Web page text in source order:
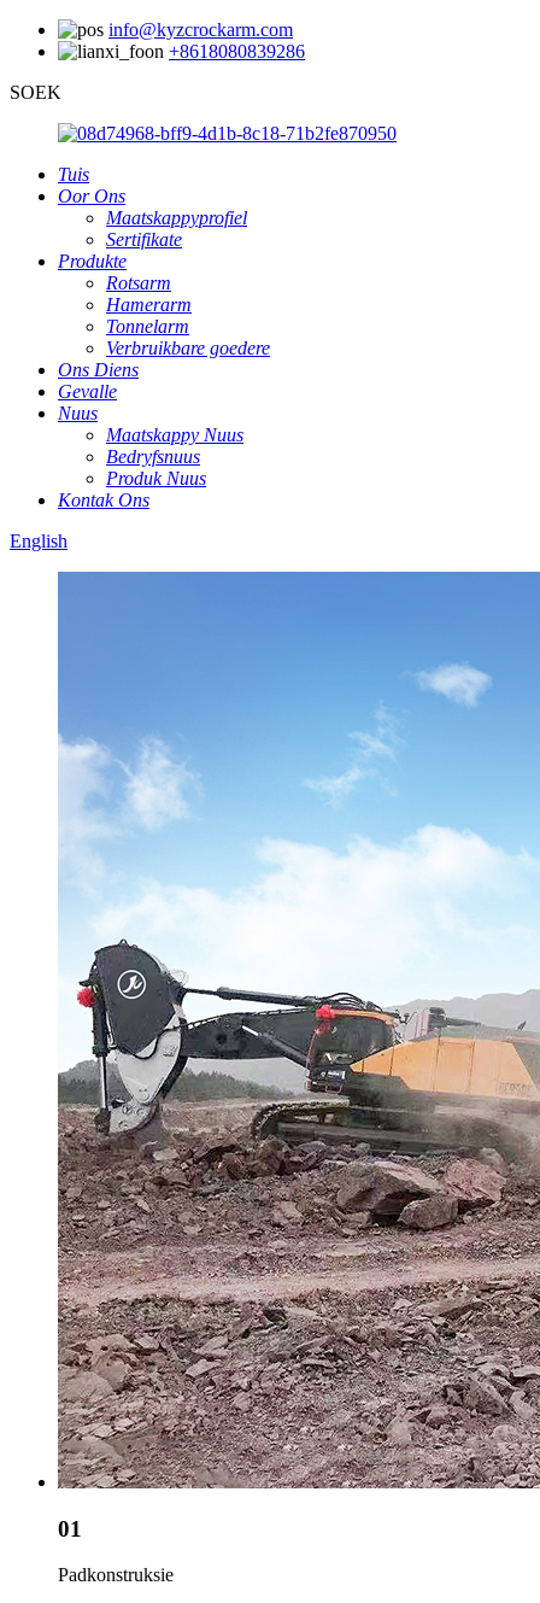
info@kyzcrockarm.com
+8618080839286
SOEK
Tuis
Oor Ons
Maatskappyprofiel
Sertifikate
Produkte
Rotsarm
Hamerarm
Tonnelarm
Verbruikbare goedere
Ons Diens
Gevalle
Nuus
Maatskappy Nuus
Bedryfsnuus
Produk Nuus
Kontak Ons
English
01
Padkonstruksie